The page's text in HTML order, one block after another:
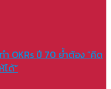
OKRs ปี 70 ย้ำต้อง “คิด
ด้”